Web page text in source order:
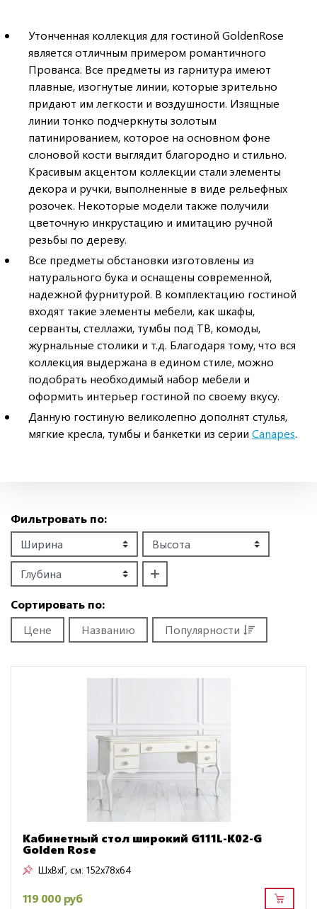
Утонченная коллекция для гостиной GoldenRose
является отличным примером романтичного
Прованса. Все предметы из гарнитура имеют
плавные, изогнутые линии, которые зрительно
придают им легкости и воздушности. Изящные
линии тонко подчеркнуты золотым
патинированием, которое на основном фоне
слоновой кости выглядит благородно и стильно.
Красивым акцентом коллекции стали элементы
декора и ручки, выполненные в виде рельефных
розочек. Некоторые модели также получили
цветочную инкрустацию и имитацию ручной
резьбы по дереву.
Все предметы обстановки изготовлены из
натурального бука и оснащены современной,
надежной фурнитурой. В комплектацию гостиной
входят такие элементы мебели, как шкафы,
серванты, стеллажи, тумбы под ТВ, комоды,
журнальные столики и т.д. Благодаря тому, что вся
коллекция выдержана в едином стиле, можно
подобрать необходимый набор мебели и
оформить интерьер гостиной по своему вкусу.
Данную гостиную великолепно дополнят стулья,
мягкие кресла, тумбы и банкетки из серии Canapes.
Сортировать по:
Цене
Названию Популярности
Фильтровать по:
Кабинетный стол широкий G111L-K02-G
Golden Rose
ШxВxГ, см: 152x78x64
119 000 руб